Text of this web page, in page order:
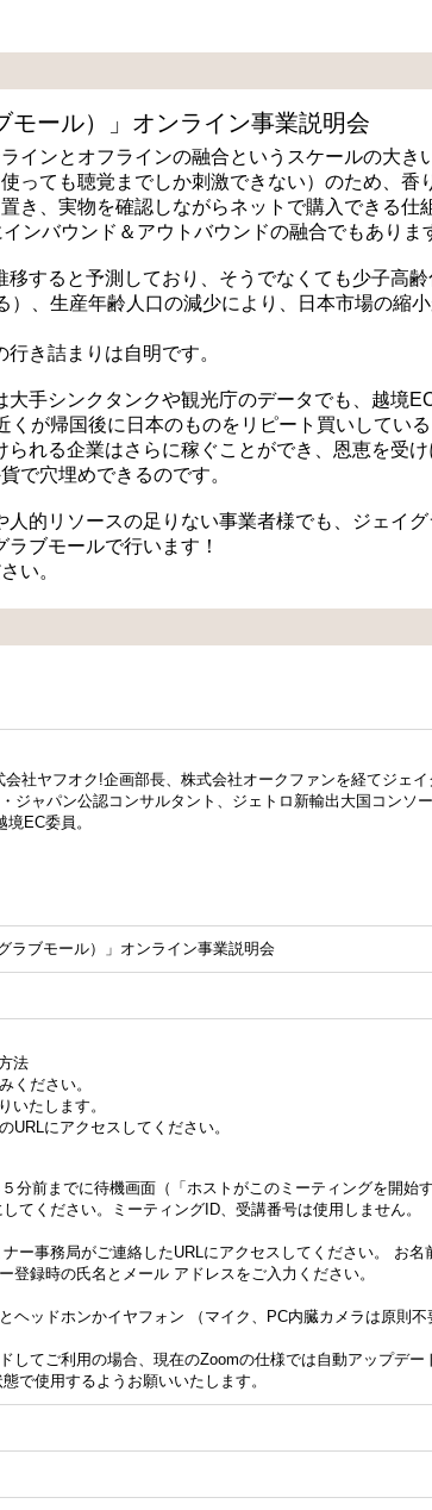
モール）」オンライン事業説明会
インとオフラインの融合というスケールの大き
っても聴覚までしか刺激できない）のため、香
き、実物を確認しながらネットで購入できる仕
ンバウンド＆アウトバウンドの融合でもありま
すると予測しており、そうでなくても少子高
、生産年齢人口の減少により、日本市場の縮
き詰まりは自明です。
手シンクタンクや観光庁のデータでも、越境
が帰国後に日本のものをリピート買いしてい
れる企業はさらに稼ぐことができ、恩恵を受
で穴埋めできるのです。
的リソースの足りない事業者様でも、ジェイ
ブモールで行います！
い。
社ヤフオク!企画部長、株式会社オークファンを経てジェ
ジャパン公認コンサルタント、ジェトロ新輸出大国コンソ
EC委員。
ラブモール）」オンライン事業説明会
法
ください。
いたします。
URLにアクセスしてください。
分前までに待機画面（「ホストがこのミーティングを開始
てください。ミーティングID、受講番号は使用しません。
ー事務局がご連絡したURLにアクセスしてください。 お名
登録時の氏名とメール アドレスをご入力ください。
ヘッドホンかイヤフォン （マイク、PC内臓カメラは原則不
してご利用の場合、現在のZoomの仕様では自動アップデー
で使用するようお願いいたします。